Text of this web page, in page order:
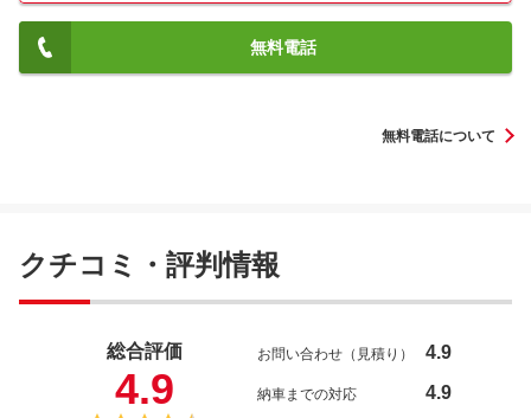
無料電話
無料電話について
クチコミ・評判情報
総合評価
4.9
お問い合わせ（見積り） 4.9
納車までの対応 4.9